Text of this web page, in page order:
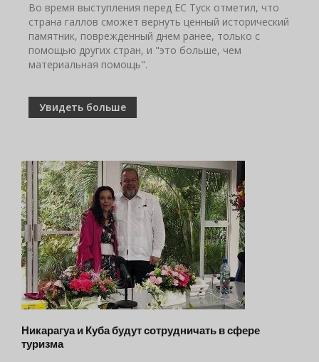
Во время выступления перед ЕС Туск отметил, что
страна галлов сможет вернуть ценный исторический
памятник, поврежденный днем ​​ранее, только с
помощью других стран, и "это больше, чем
материальная помощь".
Увидеть больше
Никарагуа и Куба будут сотрудничать в сфере
туризма